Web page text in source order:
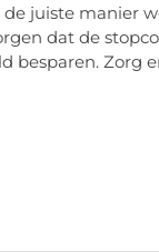
juiste manier
dat de
besparen. Zorg